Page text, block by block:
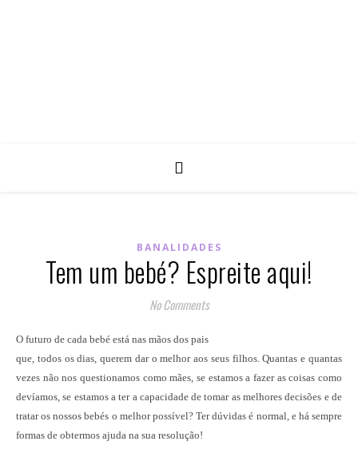
BANALIDADES
Tem um bebé? Espreite aqui!
No Comments
O futuro de cada bebé está nas mãos dos pais
que, todos os dias, querem dar o melhor aos seus filhos. Quantas e quantas
vezes não nos questionamos como mães, se estamos a fazer as coisas como
devíamos, se estamos a ter a capacidade de tomar as melhores decisões e de
tratar os nossos bebés o melhor possível? Ter dúvidas é normal, e há sempre
formas de obtermos ajuda na sua resolução!